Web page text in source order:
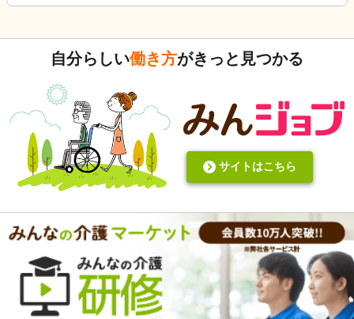
式）ってないですよね。あったらいいケアを共有できると思
遂記録ばかりって、すごくネガティブだと個人的に思いま
す。また、介護の世界って「できて当たり前」的な思考が強
し。うつ病の人じゃないんだから、できないことばかり言っ
たらストレスたまりませんか。
自分らしい働き方がきっと見つかる
サイトはこちら